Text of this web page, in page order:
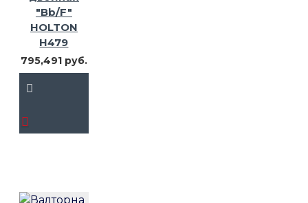
"Bb/F"
HOLTON
H479
795,491 руб.